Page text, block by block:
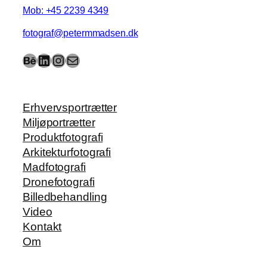
Mob: +45 2239 4349
fotograf@petermmadsen.dk
Behance LinkedIn InstagramMail
Erhvervsportrætter
Miljøportrætter
Produktfotografi
Arkitekturfotografi
Madfotografi
Dronefotografi
Billedbehandling
Video
Kontakt
Om